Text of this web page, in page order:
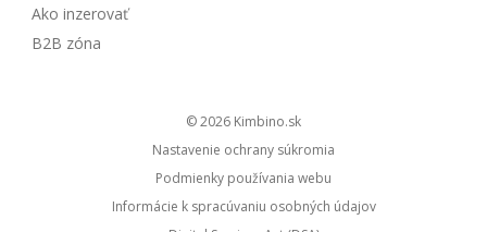
Ako inzerovať
B2B zóna
© 2026
kimbino.sk
Nastavenie ochrany súkromia
Podmienky používania webu
Informácie k spracúvaniu osobných údajov